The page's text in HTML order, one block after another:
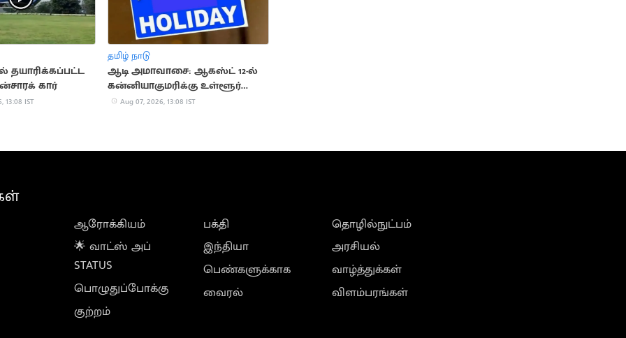
தயாரிக்கப்பட்ட
கார்
13:08 IST
தமிழ் நாடு
ஆடி அமாவாசை: ஆகஸ்ட் 12-ல்
கன்னியாகுமரிக்கு உள்ளூர்
விடுமுறை!
Aug 07, 2026, 13:08 IST
ஆரோக்கியம்
🌟 வாட்ஸ் அப்
STATUS
பொழுதுப்போக்கு
குற்றம்
பக்தி
இந்தியா
பெண்களுக்காக
வைரல்
தொழில்நுட்பம்
அரசியல்
வாழ்த்துக்கள்
விளம்பரங்கள்